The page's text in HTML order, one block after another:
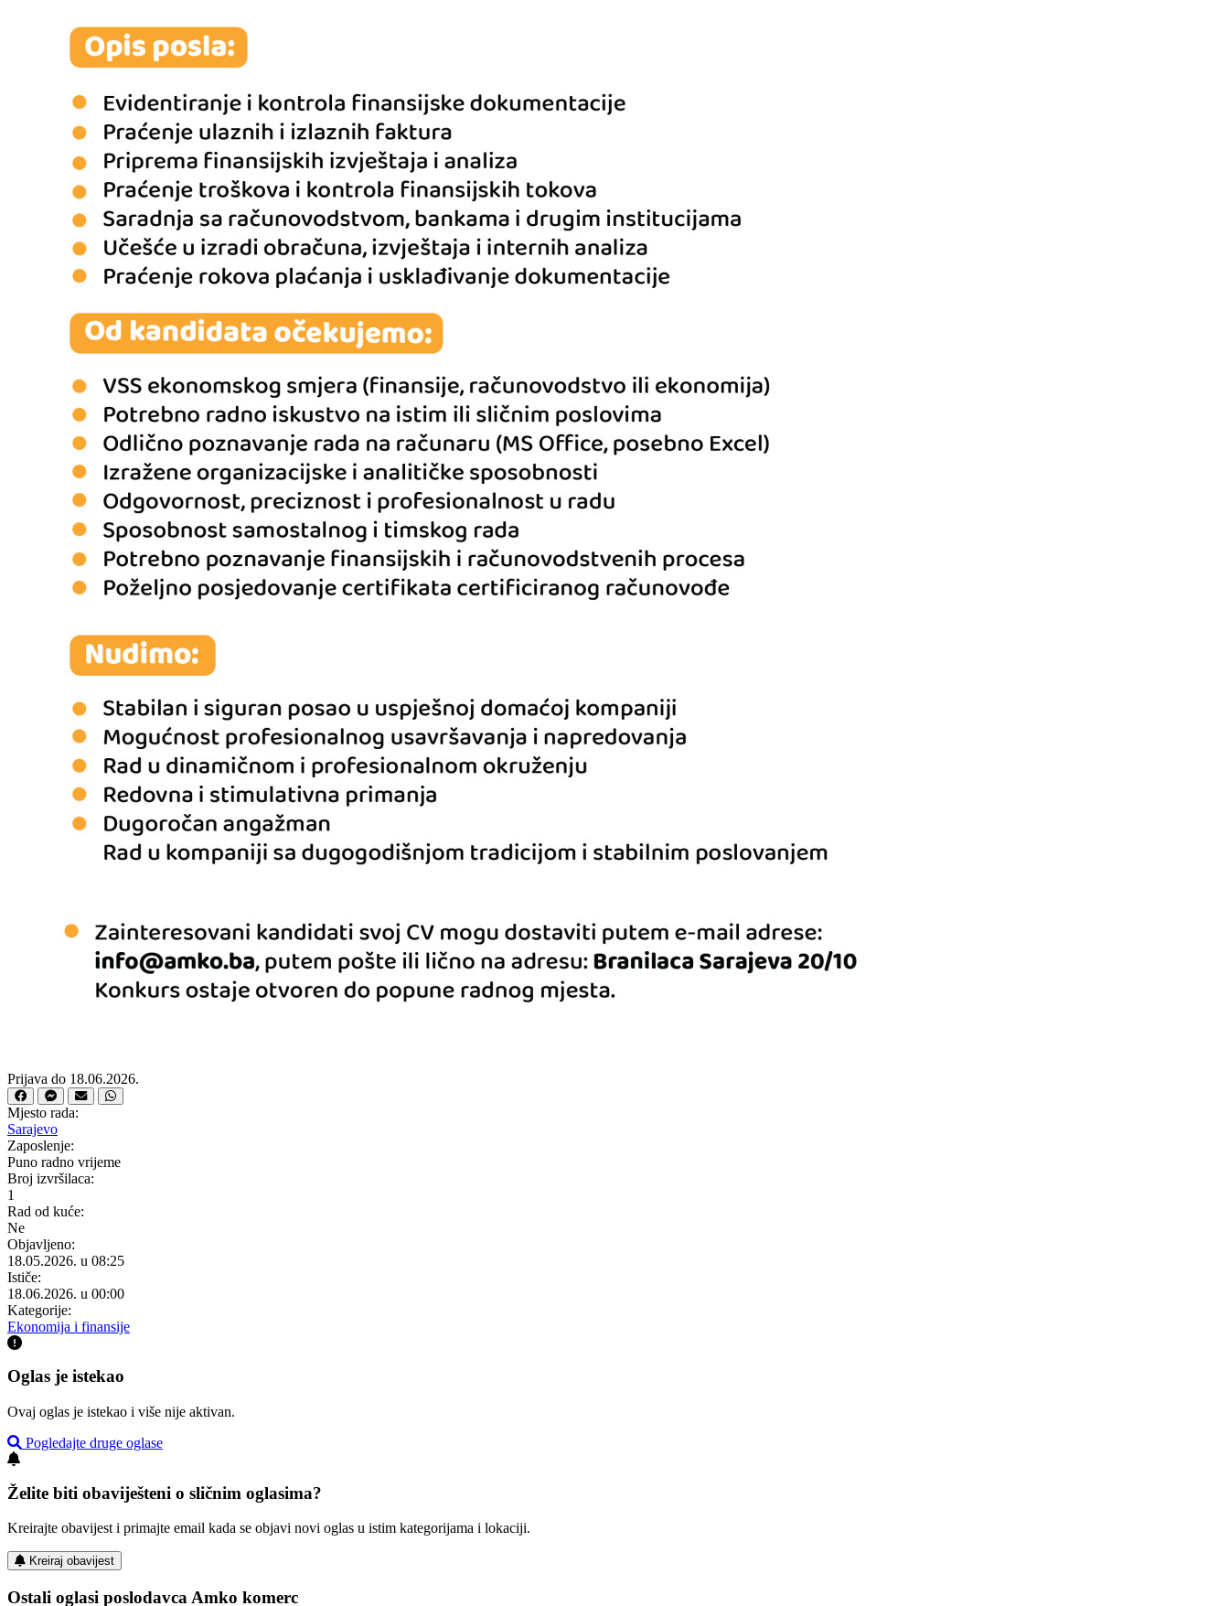
Prijava do 18.06.2026.
Mjesto rada:
Sarajevo
Zaposlenje:
Puno radno vrijeme
Broj izvršilaca:
1
Rad od kuće:
Ne
Objavljeno:
18.05.2026. u 08:25
Ističe:
18.06.2026. u 00:00
Kategorije:
Ekonomija i finansije
Oglas je istekao
Ovaj oglas je istekao i više nije aktivan.
Pogledajte druge oglase
Želite biti obaviješteni o sličnim oglasima?
Kreirajte obavijest i primajte email kada se objavi novi oglas u istim kategorijama i lokaciji.
Kreiraj obavijest
Ostali oglasi poslodavca Amko komerc